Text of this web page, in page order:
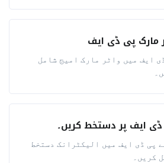
مارک پی ڈی ایف
ایف میں واٹر مارک امیج شامل
ایف پر دستخط کریں۔
پی ڈی ایف میں الیکٹرانک دستخط
کریں۔